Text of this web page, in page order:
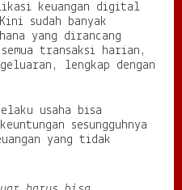
keuangan digital
sudah banyak
yang dirancang
transaksi harian,
lengkap dengan
usaha bisa
sesungguhnya
yang tidak